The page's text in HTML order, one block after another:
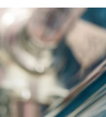
Magazin
Sağlık
Siyaset